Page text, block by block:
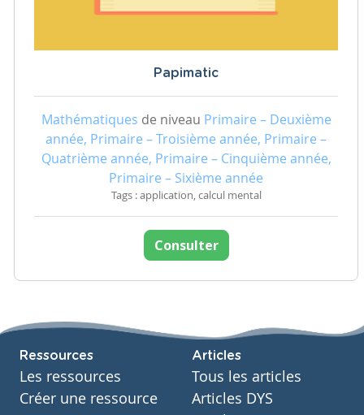
Papimatic
Mathématiques de niveau Primaire – Deuxième
année, Primaire – Troisième année, Primaire –
Quatrième année, Primaire – Cinquième année,
Primaire – Sixième année
Tags : application, calcul mental
Consulter
Ressources
Les ressources
Créer une ressource
Articles
Tous les articles
Articles DYS